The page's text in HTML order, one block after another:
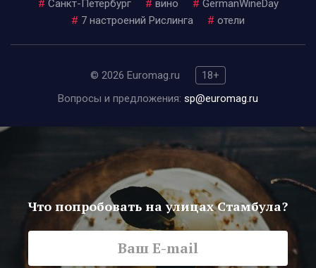
# Санкт-Петербург # вино # GermanWineDay
# 7 настроений Рислинга # отели
© 2026 Euromag.ru
18+
Вопросы и предложения: sp@euromag.ru
Что попробовать на улицах Стамбула?